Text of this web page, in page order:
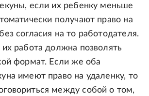
если их ребенку меньше
получают право на
согласия на то работодателя.
работа должна позволять
формат. Если же оба
имеют право на удаленку, то
между собой о том,